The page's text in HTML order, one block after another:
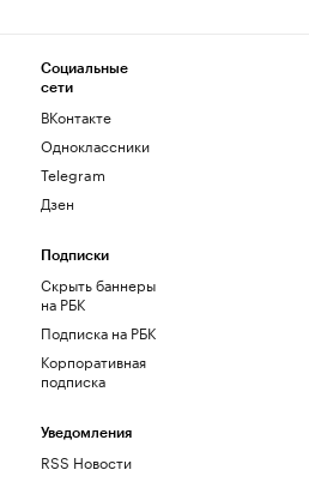
Социальные
сети
ВКонтакте
Одноклассники
Telegram
Дзен
Подписки
Скрыть баннеры
на РБК
Подписка на РБК
Корпоративная
подписка
Уведомления
RSS Новости